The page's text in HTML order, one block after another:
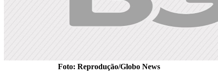
Foto: Reprodução/Globo News